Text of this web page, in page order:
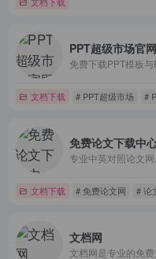
PPT超级市场官网
文档下载 # PPT超级市场 #
免费论文下载中
文档下载 # 免费论文网 # 论
文档网